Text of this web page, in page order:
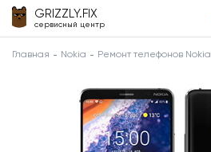
GRIZZLY.FIX
сервисный центр
Главная Nokia Ремонт телефонов Nokia